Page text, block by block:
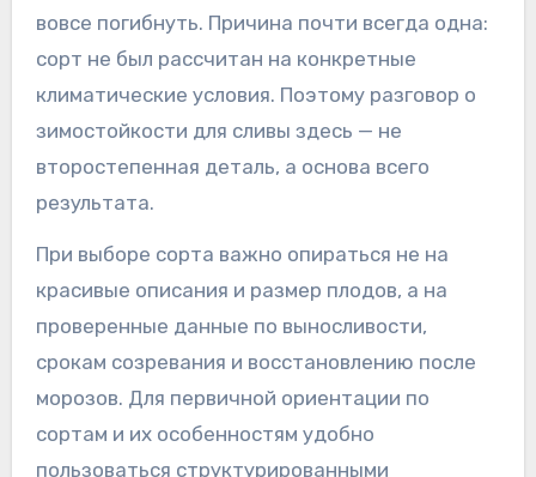
вовсе погибнуть. Причина почти всегда одна:
сорт не был рассчитан на конкретные
климатические условия. Поэтому разговор о
зимостойкости для сливы здесь — не
второстепенная деталь, а основа всего
результата.
При выборе сорта важно опираться не на
красивые описания и размер плодов, а на
проверенные данные по выносливости,
срокам созревания и восстановлению после
морозов. Для первичной ориентации по
сортам и их особенностям удобно
пользоваться структурированными